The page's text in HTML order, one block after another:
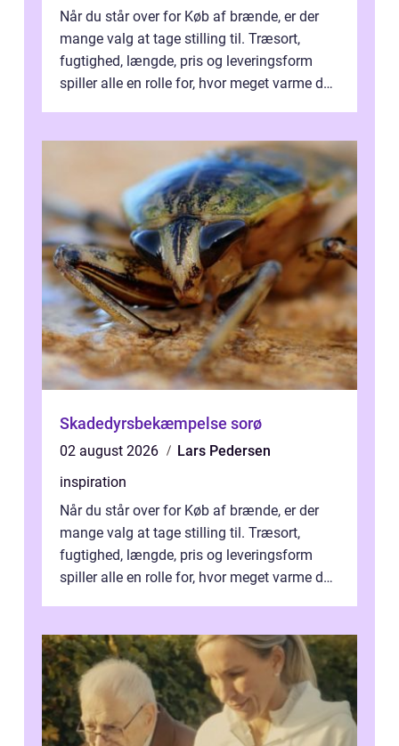
Når du står over for Køb af brænde, er der
mange valg at tage stilling til. Træsort,
fugtighed, længde, pris og leveringsform
spiller alle en rolle for, hvor meget varme du
Skadedyrsbekæmpelse sorø
02 august 2026
Lars Pedersen
inspiration
Når du står over for Køb af brænde, er der
mange valg at tage stilling til. Træsort,
fugtighed, længde, pris og leveringsform
spiller alle en rolle for, hvor meget varme du